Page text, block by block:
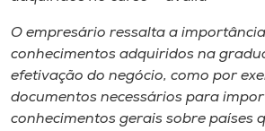
O empresário ressalta a
conhecimentos adquiridos na
efetivação do negócio, como por
documentos necessários para
conhecimentos gerais sobre países